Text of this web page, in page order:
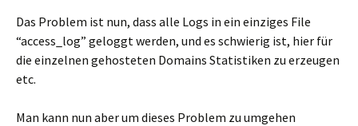
Das Problem ist nun, dass alle Logs in ein einziges File
“access_log” geloggt werden, und es schwierig ist, hier für
die einzelnen gehosteten Domains Statistiken zu erzeugen
etc.
Man kann nun aber um dieses Problem zu umgehen